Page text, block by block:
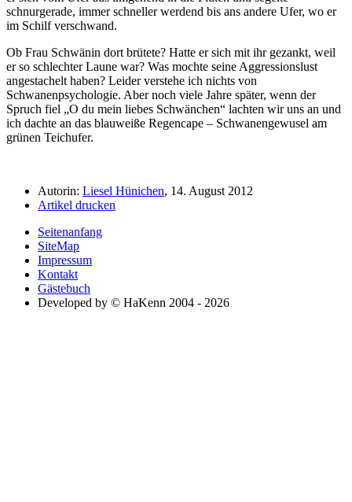
schnurgerade, immer schneller werdend bis ans andere Ufer, wo er
im Schilf verschwand.
Ob Frau Schwänin dort brütete? Hatte er sich mit ihr gezankt, weil
er so schlechter Laune war? Was mochte seine Aggressionslust
angestachelt haben? Leider verstehe ich nichts von
Schwanenpsychologie. Aber noch viele Jahre später, wenn der
Spruch fiel
O du mein liebes Schwänchen
lachten wir uns an und
ich dachte an das blauweiße Regencape – Schwanengewusel am
grünen Teichufer.
Autorin: Liesel Hünichen, 14. August 2012
Artikel drucken
Seitenanfang
SiteMap
Impressum
Kontakt
Gästebuch
Developed by © HaKenn 2004 - 2026